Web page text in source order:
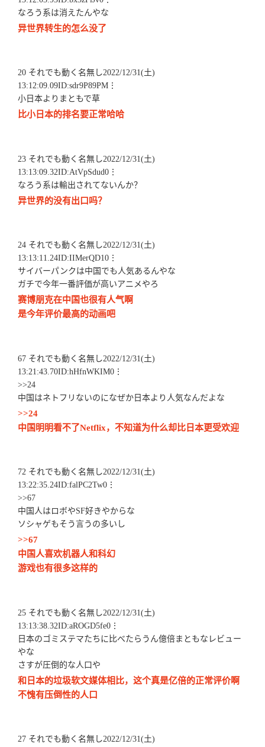
なろう系は消えたんやな
异世界转生的怎么没了
20 それでも動く名無し2022/12/31(土)
13:12:09.09ID:sdr9P89PM⋮
小日本よりまともで草
比小日本的排名要正常哈哈
23 それでも動く名無し2022/12/31(土)
13:13:09.32ID:AtVpSdud0⋮
なろう系は輸出されてないんか？
异世界的没有出口吗？
24 それでも動く名無し2022/12/31(土)
13:13:11.24ID:IIMerQD10⋮
サイバーパンクは中国でも人気あるんやな
ガチで今年一番評価が高いアニメやろ
赛博朋克在中国也很有人气啊
是今年评价最高的动画吧
67 それでも動く名無し2022/12/31(土)
13:21:43.70ID:hHfnWKIM0⋮
>>24
中国はネトフリないのになぜか日本より人気なんだよな
>>24
中国明明看不了Netflix，不知道为什么却比日本更受欢迎
72 それでも動く名無し2022/12/31(土)
13:22:35.24ID:falPC2Tw0⋮
>>67
中国人はロボやSF好きやからな
ソシャゲもそう言うの多いし
>>67
中国人喜欢机器人和科幻
游戏也有很多这样的
25 それでも動く名無し2022/12/31(土)
13:13:38.32ID:aROGD5fe0⋮
日本のゴミステマたちに比べたらうん億倍まともなレビュー
やな
さすが圧倒的な人口や
和日本的垃圾软文媒体相比，这个真是亿倍的正常评价啊
不愧有压倒性的人口
27 それでも動く名無し2022/12/31(土)